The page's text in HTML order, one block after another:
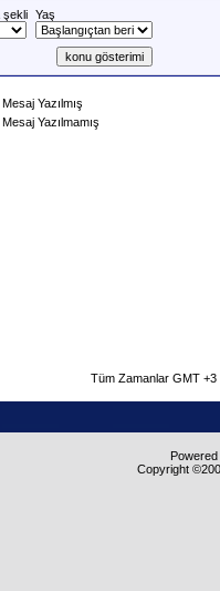
şekli Yaş
Yazılmış
Yazılmamış
Tüm Zamanlar GMT
Copyright